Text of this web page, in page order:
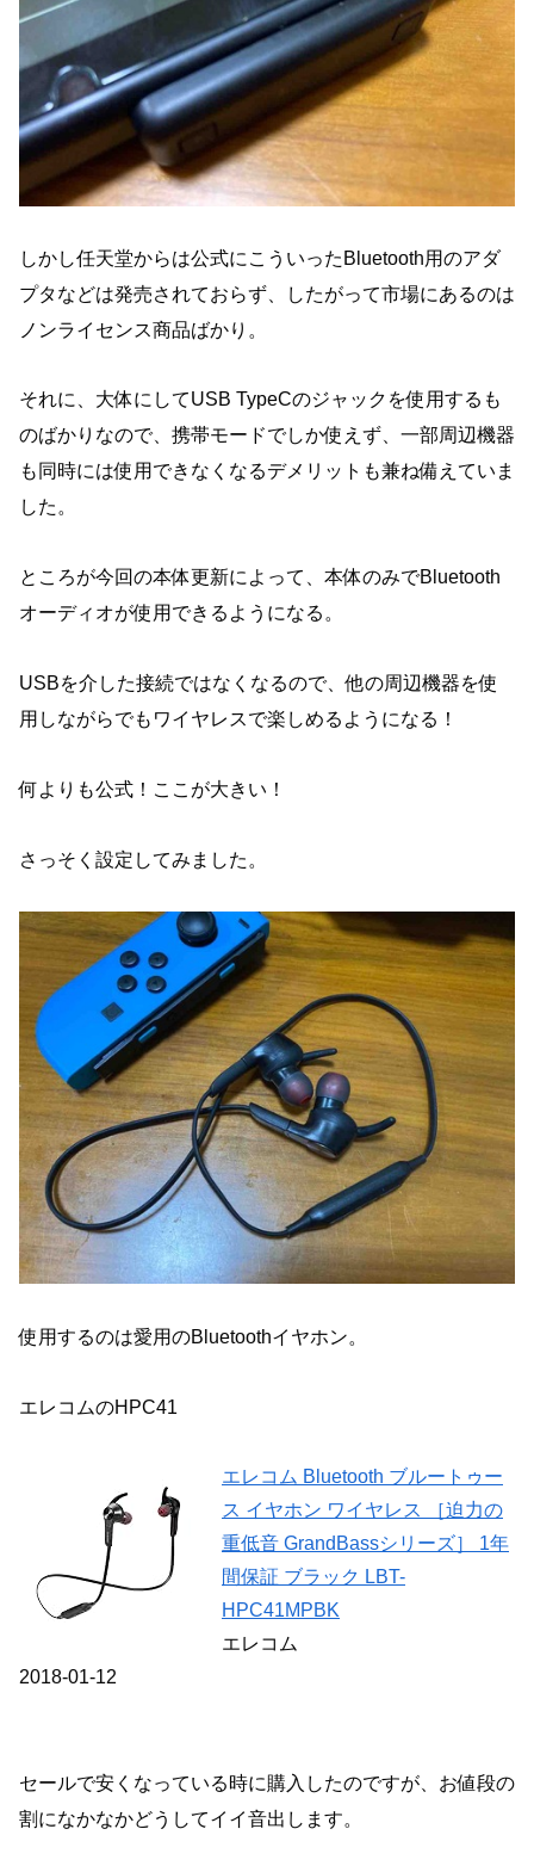
しかし任天堂からは公式にこういったBluetooth用のアダ
プタなどは発売されておらず、したがって市場にあるのは
ノンライセンス商品ばかり。
それに、大体にしてUSB TypeCのジャックを使用するも
のばかりなので、携帯モードでしか使えず、一部周辺機器
も同時には使用できなくなるデメリットも兼ね備えていま
した。
ところが今回の本体更新によって、本体のみでBluetooth
オーディオが使用できるようになる。
USBを介した接続ではなくなるので、他の周辺機器を使
用しながらでもワイヤレスで楽しめるようになる！
何よりも公式！ここが大きい！
さっそく設定してみました。
使用するのは愛用のBluetoothイヤホン。
エレコムのHPC41
エレコム Bluetooth ブルートゥー
ス イヤホン ワイヤレス ［迫力の
重低音 GrandBassシリーズ］ 1年
間保証 ブラック LBT-
HPC41MPBK
エレコム
2018-01-12
セールで安くなっている時に購入したのですが、お値段の
割になかなかどうしてイイ音出します。